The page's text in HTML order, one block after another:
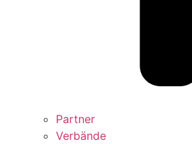
Partner
Verbände